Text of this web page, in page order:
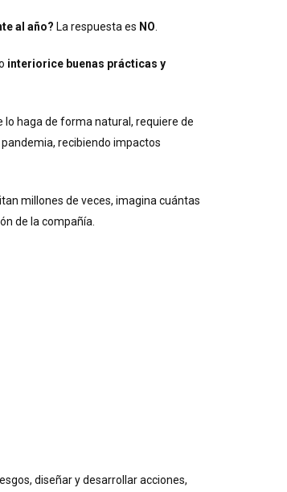
al año? La respuesta es NO
interiorice buenas prácticas y
haga de forma natural, requiere de
recibiendo impactos
millones de veces, imagina cuántas
de la compañía.
diseñar y desarrollar acciones,